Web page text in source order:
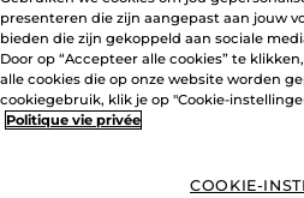
100%plantaardig
presenteren die zijn aangepast aan jouw
bieden die zijn gekoppeld aan sociale
Door op “Accepteer alle cookies” te
alle cookies die op onze website worden
cookiegebruik, klik je op "Cookie-
Politique vie privée
COOKIE-